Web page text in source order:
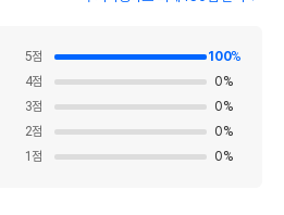
5점 100%
4점 0%
3점 0%
2점 0%
1 점 0%